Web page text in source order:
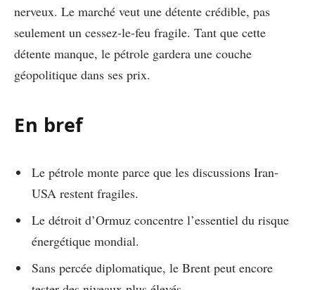
nerveux. Le marché veut une détente crédible, pas
seulement un cessez-le-feu fragile. Tant que cette
détente manque, le pétrole gardera une couche
géopolitique dans ses prix.
En bref
Le pétrole monte parce que les discussions Iran-
USA restent fragiles.
Le détroit d’Ormuz concentre l’essentiel du risque
énergétique mondial.
Sans percée diplomatique, le Brent peut encore